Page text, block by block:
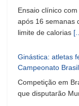
Ensaio clínico
após 16 semanas
limite de calorias
Ginástica: atletas
Campeonato
Competição em
que disputarão